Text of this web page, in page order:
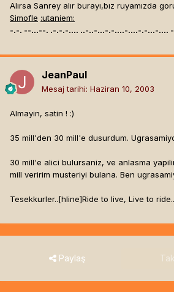
Alırsa Sanrey alır burayı,bız ruyamızda
Simofle :utaniem:
-.-. --...--. .-.-.-.... ..-..-...-.-....-....-.-...-....
JeanPaul
Mesaj tarihi: Haziran 10, 2003
Almayin, satin ! :)
35 mill'den 30 mill'e dusurdum.
30 mill'e alici bulursaniz, ve anlasma
mill veririm musteriyi bulana. Ben
Tesekkurler..[hline]Ride to live, Live to
Paylaş